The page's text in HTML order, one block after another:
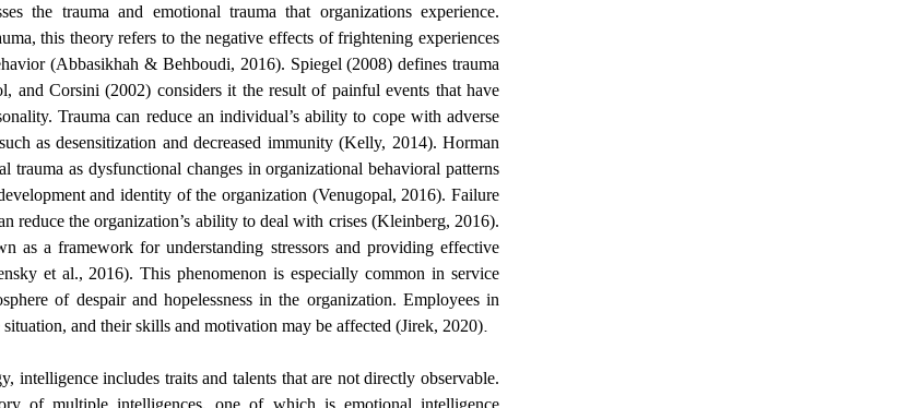
the trauma and emotional trauma that organizations experience.
this theory refers to the negative effects of frightening experiences
(Abbasikhah & Behboudi, 2016). Spiegel (2008) defines trauma
and Corsini (2002) considers it the result of painful events that have
Trauma can reduce an individual’s ability to cope with adverse
as desensitization and decreased immunity (Kelly, 2014). Horman
trauma as dysfunctional changes in organizational behavioral patterns
and identity of the organization (Venugopal, 2016). Failure
reduce the organization’s ability to deal with crises (Kleinberg, 2016).
as a framework for understanding stressors and providing effective
et al., 2016). This phenomenon is especially common in service
of despair and hopelessness in the organization. Employees in
and their skills and motivation may be affected (Jirek, 2020).
intelligence includes traits and talents that are not directly observable.
of multiple intelligences, one of which is emotional intelligence